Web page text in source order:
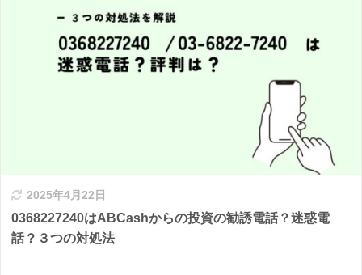
2025年4月22日
0368227240はABCashからの投資の勧誘電話？迷惑電
話？３つの対処法